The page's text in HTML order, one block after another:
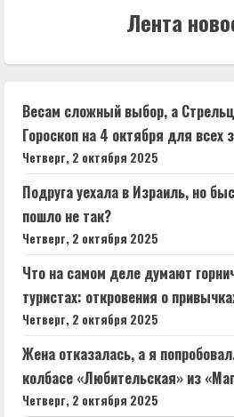
Лента
Весам сложный выбор, а
Гороскоп на 4 октября для всех
Четверг, 2 октября 2025
Подруга уехала в Израиль, но
пошло не так?
Четверг, 2 октября 2025
Что на самом деле думают
туристах: откровения о
Четверг, 2 октября 2025
Жена отказалась, а я
колбасе «Любительская» из
Четверг, 2 октября 2025